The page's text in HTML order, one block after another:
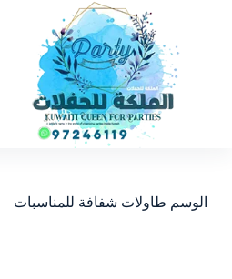
الوسم طاولات شفافة للمناسبات